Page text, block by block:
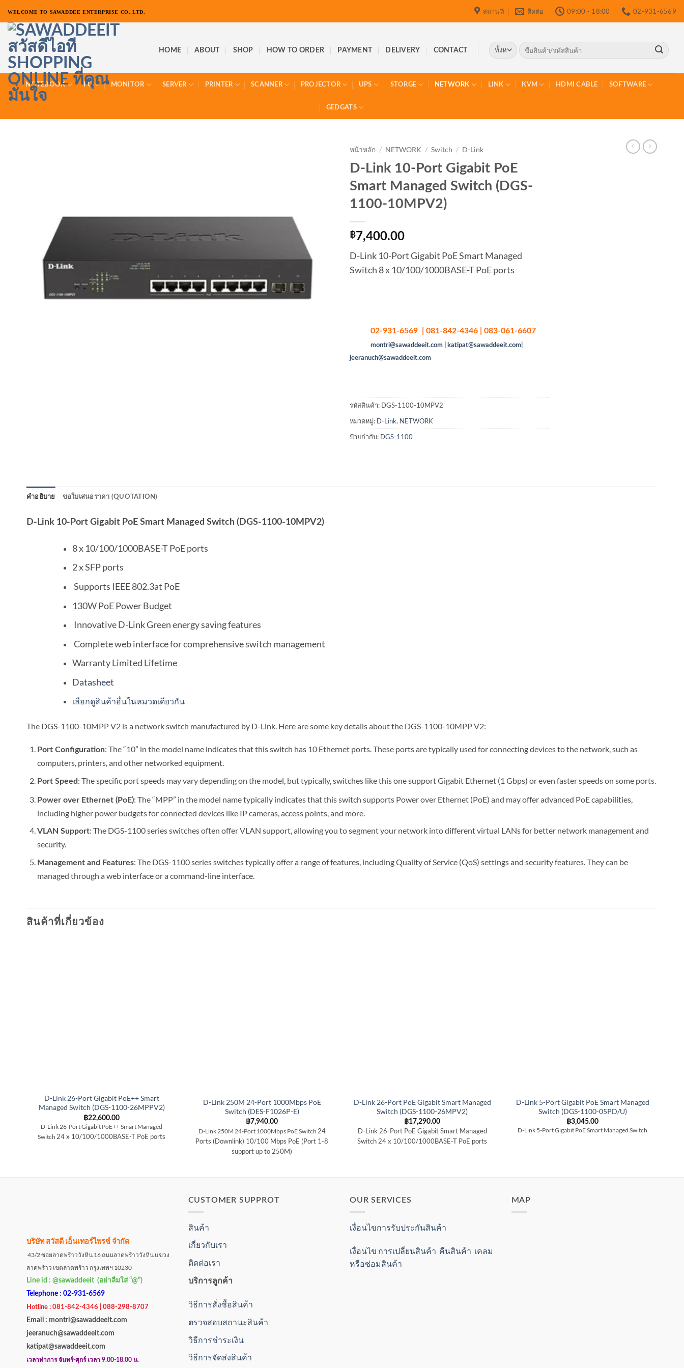
ยัง
เนื้อหา
WELCOME TO SAWADDEE ENTERPRISE CO.,LTD. สถานที่ ติดต่อ 09:00 - 18:00 02-931-6569
HOME ABOUT SHOP HOW TO ORDER PAYMENT DELIVERY CONTACT
ค้นหา:
NOTEBOOK PC MONITOR SERVER PRINTER SCANNER PROJECTOR UPS STORGE NETWORK LINK KVM HDMI CABLE SOFTWARE
GEDGATS
หน้าหลัก / NETWORK / Switch / D-Link
D-Link 10-Port Gigabit PoE
Smart Managed Switch (DGS-
1100-10MPV2)
฿7,400.00
D-Link 10-Port Gigabit PoE Smart Managed
Switch 8 x 10/100/1000BASE-T PoE ports
02-931-6569 | 081-842-4346 | 083-061-6607
montri@sawaddeeit.com katipat@sawaddeeit.com|
jeeranuch@sawaddeeit.com
รหัสสินค้า: DGS-1100-10MPV2
หมวดหมู่: D-Link, NETWORK
ป้ายกำกับ: DGS-1100
คำอธิบาย ขอใบเสนอราคา (QUOTATION)
D-Link 10-Port Gigabit PoE Smart Managed Switch (DGS-1100-10MPV2)
8 x 10/100/1000BASE-T PoE ports
2 x SFP ports
Supports IEEE 802.3at PoE
130W PoE Power Budget
Innovative D-Link Green energy saving features
Complete web interface for comprehensive switch management
Warranty Limited Lifetime
Datasheet
เลือกดูสินค้าอื่นในหมวดเดียวกัน
The DGS-1100-10MPP V2 is a network switch manufactured by D-Link. Here are some key details about the DGS-1100-10MPP V2:
Port Configuration: The “10” in the model name indicates that this switch has 10 Ethernet ports. These ports are typically used for connecting devices to the network, such as
computers, printers, and other networked equipment.
Port Speed : The specific port speeds may vary depending on the model, but typically, switches like this one support Gigabit Ethernet (1 Gbps) or even faster speeds on some ports.
Power over Ethernet (PoE): The “MPP” in the model name typically indicates that this switch supports Power over Ethernet (PoE) and may offer advanced PoE capabilities,
including higher power budgets for connected devices like IP cameras, access points, and more.
VLAN Support: The DGS-1100 series switches often offer VLAN support, allowing you to segment your network into different virtual LANs for better network management and
security.
Management and Features: The DGS-1100 series switches typically offer a range of features, including Quality of Service (QoS) settings and security features. They can be
managed through a web interface or a command-line interface.
สินค้าที่เกี่ยวข้อง
D-Link 26-Port Gigabit PoE++ Smart
Managed Switch (DGS-1100-26MPPV2)
฿22,600.00
D-Link 26-Port Gigabit PoE++ Smart Managed
Switch 24 x 10/100/1000BASE-T PoE ports
D-Link 250M 24-Port 1000Mbps PoE
Switch (DES-F1026P-E)
฿7,940.00
D-Link 250M 24-Port 1000Mbps PoE Switch 24
Ports (Downlink) 10/100 Mbps PoE (Port 1-8
support up to 250M)
D-Link 26-Port PoE Gigabit Smart Managed
Switch (DGS-1100-26MPV2)
฿17,290.00
D-Link 26-Port PoE Gigabit Smart Managed
Switch24 x 10/100/1000BASE-T PoE ports
D-Link 5-Port Gigabit PoE Smart Managed
Switch (DGS-1100-05PD/U)
฿3,045.00
D-Link 5-Port Gigabit PoE Smart Managed Switch
บริษัท สวัสดี เอ็นเทอร์ไพรซ์ จำกัด
43/2 ซอยลาดพร้าววังหิน 16 ถนนลาดพร้าววังหิน แขวง
ลาดพร้าว เขตลาดพร้าว กรุงเทพฯ 10230
Line id : @sawaddeeit (อย่าลืมใส่ “@”)
Telephone : 02-931-6569
Hotline : 081-842-4346 | 088-298-8707
Email : montri@sawaddeeit.com
jeeranuch@sawaddeeit.com
katipat@sawaddeeit.com
เวลาทำการ จันทร์-ศุกร์ เวลา 9.00-18.00 น.
CUSTOMER SUPPROT
สินค้า
เกี่ยวกับเรา
ติดต่อเรา
บริการลูกค้า
วิธีการสั่งซื้อสินค้า
ตรวจสอบสถานะสินค้า
วิธีการชำระเงิน
วิธีการจัดส่งสินค้า
OUR SERVICES
เงื่อนไขการรับประกันสินค้า
เงื่อนไข การเปลี่ยนสินค้า คืนสินค้า เคลม
หรือซ่อมสินค้า
MAP